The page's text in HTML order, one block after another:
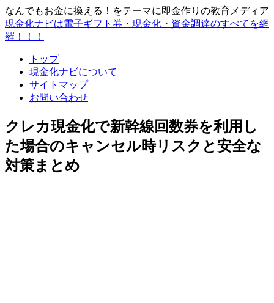
なんでもお金に換える！をテーマに即金作りの教育メディア
現金化ナビは電子ギフト券・現金化・資金調達のすべてを網
羅！！！
トップ
現金化ナビについて
サイトマップ
お問い合わせ
クレカ現金化で新幹線回数券を利用し
た場合のキャンセル時リスクと安全な
対策まとめ